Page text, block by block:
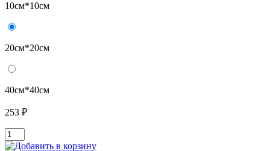
10см*10см
20см*20см
40см*40см
253 ₽